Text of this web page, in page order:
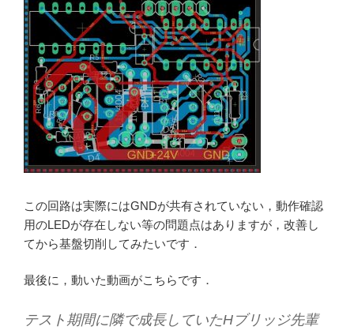
この回路は実際にはGNDが共有されていない，動作確認
用のLEDが存在しない等の問題点はありますが，改善し
てから基盤切削してみたいです．
最後に，動いた動画がこちらです．
テスト期間に隣で成長していたHブリッジ先輩